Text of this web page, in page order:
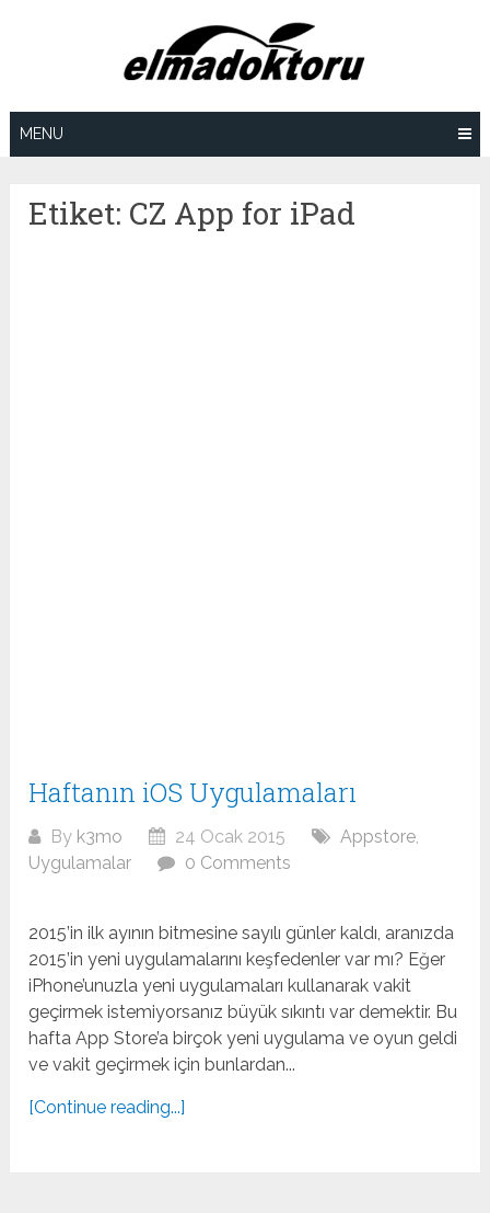
MENU
Etiket: CZ App for iPad
Haftanın iOS Uygulamaları
By k3mo 24 Ocak 2015 Appstore,
Uygulamalar
0 Comments
2015’in ilk ayının bitmesine sayılı günler kaldı, aranızda
2015’in yeni uygulamalarını keşfedenler var mı? Eğer
iPhone’unuzla yeni uygulamaları kullanarak vakit
geçirmek istemiyorsanız büyük sıkıntı var demektir. Bu
hafta App Store’a birçok yeni uygulama ve oyun geldi
ve vakit geçirmek için bunlardan...
[Continue reading...]